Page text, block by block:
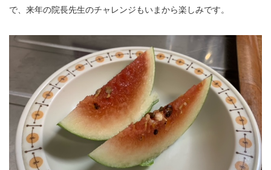
で、来年の院長先生のチャレンジもいまから楽しみです。